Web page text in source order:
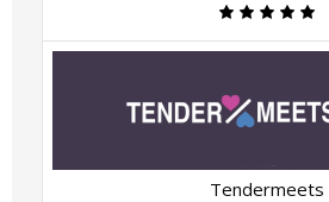
Tendermeets